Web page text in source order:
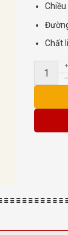
Chất
Ly